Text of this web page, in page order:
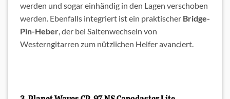
werden und sogar einhändig in den Lagen verschoben
werden. Ebenfalls integriert ist ein praktischer Bridge-
Pin-Heber, der bei Saitenwechseln von
Westerngitarren zum nützlichen Helfer avanciert.